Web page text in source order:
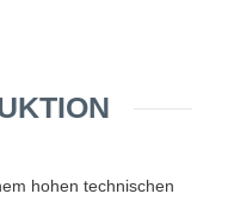
hohen technischen